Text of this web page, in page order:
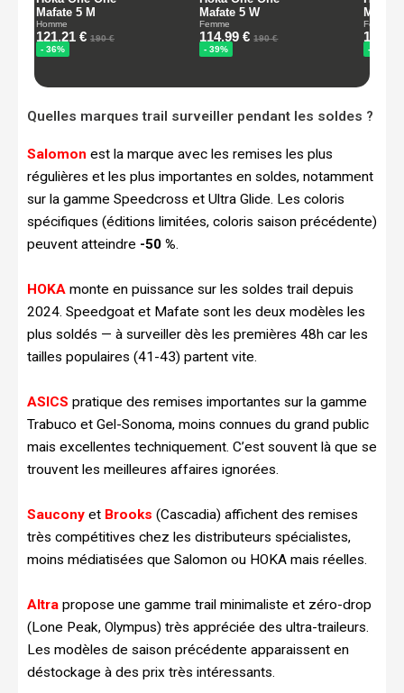
Quelles marques trail surveiller pendant les soldes ?
Salomon est la marque avec les remises les plus
régulières et les plus importantes en soldes, notamment
sur la gamme Speedcross et Ultra Glide. Les coloris
spécifiques (éditions limitées, coloris saison précédente)
peuvent atteindre -50 %.
HOKA monte en puissance sur les soldes trail depuis
2024. Speedgoat et Mafate sont les deux modèles les
plus soldés — à surveiller dès les premières 48h car les
tailles populaires (41-43) partent vite.
ASICS pratique des remises importantes sur la gamme
Trabuco et Gel-Sonoma, moins connues du grand public
mais excellentes techniquement. C’est souvent là que se
trouvent les meilleures affaires ignorées.
Saucony et Brooks (Cascadia) affichent des remises
très compétitives chez les distributeurs spécialistes,
moins médiatisées que Salomon ou HOKA mais réelles.
Altra propose une gamme trail minimaliste et zéro-drop
(Lone Peak, Olympus) très appréciée des ultra-traileurs.
Les modèles de saison précédente apparaissent en
déstockage à des prix très intéressants.